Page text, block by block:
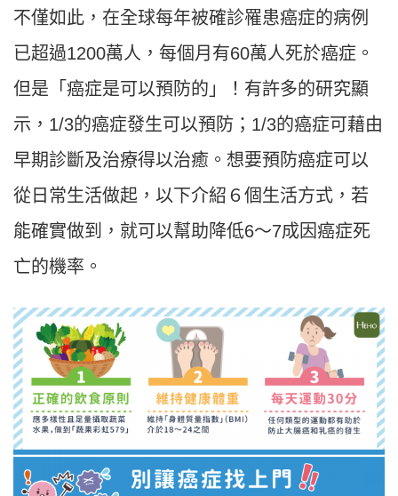
不僅如此，在全球每年被確診罹患癌症的病例
已超過1200萬人，每個月有60萬人死於癌症。
但是「癌症是可以預防的」！有許多的研究顯
示，1/3的癌症發生可以預防；1/3的癌症可藉由
早期診斷及治療得以治癒。想要預防癌症可以
從日常生活做起，以下介紹６個生活方式，若
能確實做到，就可以幫助降低6～7成因癌症死
亡的機率。